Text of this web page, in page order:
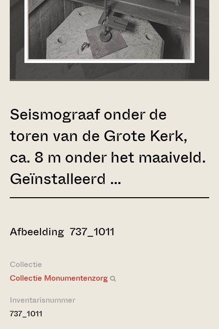
Seismograaf onder de
toren van de Grote Kerk,
ca. 8 m onder het maaiveld.
Geïnstalleerd …
Afbeelding 737_1011
Collectie
Collectie Monumentenzorg
Inventarisnummer
737_1011